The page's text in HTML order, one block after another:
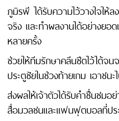
ภูมิรพี ได้รับความไว้วางใจให้ล
จริง และทำผลงานได้อย่างยอ
หลายครั้ง
ช่วยให้ทีมรักษาคลีนชีตไว้ได้จ
ประตูชัยในช่วงท้ายเกม เอาชน
ส่งผลให้เจ้าตัวได้รับคำชื่นชมอ
สื่อมวลชนและแฟนฟุตบอลที่ป